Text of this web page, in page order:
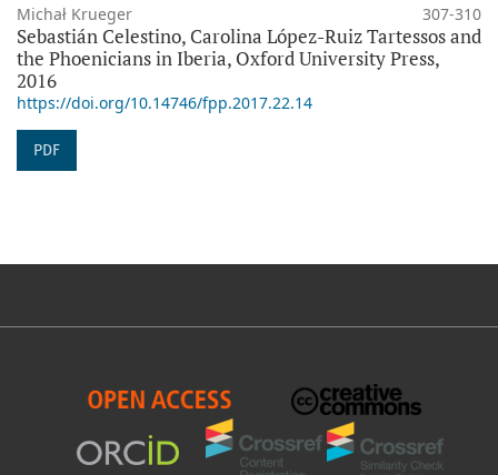
Michał Krueger 307-310
Sebastián Celestino, Carolina López-Ruiz Tartessos and
the Phoenicians in Iberia, Oxford University Press,
2016
https://doi.org/10.14746/fpp.2017.22.14
PDF